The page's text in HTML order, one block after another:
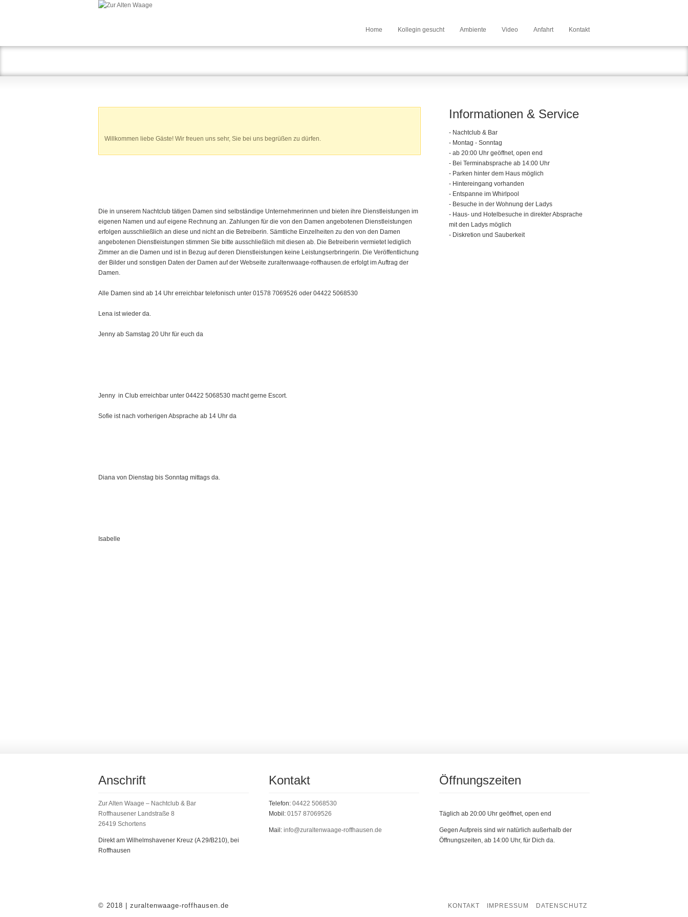
Home Kollegin gesucht Ambiente Video Anfahrt Kontakt
Willkommen liebe Gäste! Wir freuen uns sehr, Sie bei uns begrüßen zu dürfen.
Die in unserem Nachtclub tätigen Damen sind selbständige Unternehmerinnen und bieten ihre Dienstleistungen im
eigenen Namen und auf eigene Rechnung an. Zahlungen für die von den Damen angebotenen Dienstleistungen
erfolgen ausschließlich an diese und nicht an die Betreiberin. Sämtliche Einzelheiten zu den von den Damen
angebotenen Dienstleistungen stimmen Sie bitte ausschließlich mit diesen ab. Die Betreiberin vermietet lediglich
Zimmer an die Damen und ist in Bezug auf deren Dienstleistungen keine Leistungserbringerin. Die Veröffentlichung
der Bilder und sonstigen Daten der Damen auf der Webseite zuraltenwaage-roffhausen.de erfolgt im Auftrag der
Damen.
Alle Damen sind ab 14 Uhr erreichbar telefonisch unter 01578 7069526 oder 04422 5068530
Lena ist wieder da.
Jenny ab Samstag 20 Uhr für euch da
Jenny in Club erreichbar unter 04422 5068530 macht gerne Escort.
Sofie ist nach vorherigen Absprache ab 14 Uhr da
Diana von Dienstag bis Sonntag mittags da.
Isabelle
Informationen & Service
- Nachtclub & Bar
- Montag - Sonntag
- ab 20:00 Uhr geöffnet, open end
- Bei Terminabsprache ab 14:00 Uhr
- Parken hinter dem Haus möglich
- Hintereingang vorhanden
- Entspanne im Whirlpool
- Besuche in der Wohnung der Ladys
- Haus- und Hotelbesuche in direkter Absprache
mit den Ladys möglich
- Diskretion und Sauberkeit
Anschrift
Zur Alten Waage – Nachtclub & Bar
Roffhausener Landstraße 8
26419 Schortens
Direkt am Wilhelmshavener Kreuz (A 29/B210), bei
Roffhausen
Kontakt
Telefon: 04422 5068530
Mobil: 0157 87069526
Mail: info@zuraltenwaage-roffhausen.de
Öffnungszeiten
Täglich ab 20:00 Uhr geöffnet, open end
Gegen Aufpreis sind wir natürlich außerhalb der
Öffnungszeiten, ab 14:00 Uhr, für Dich da.
KONTAKT IMPRESSUM DATENSCHUTZ
© 2018 | zuraltenwaage-roffhausen.de